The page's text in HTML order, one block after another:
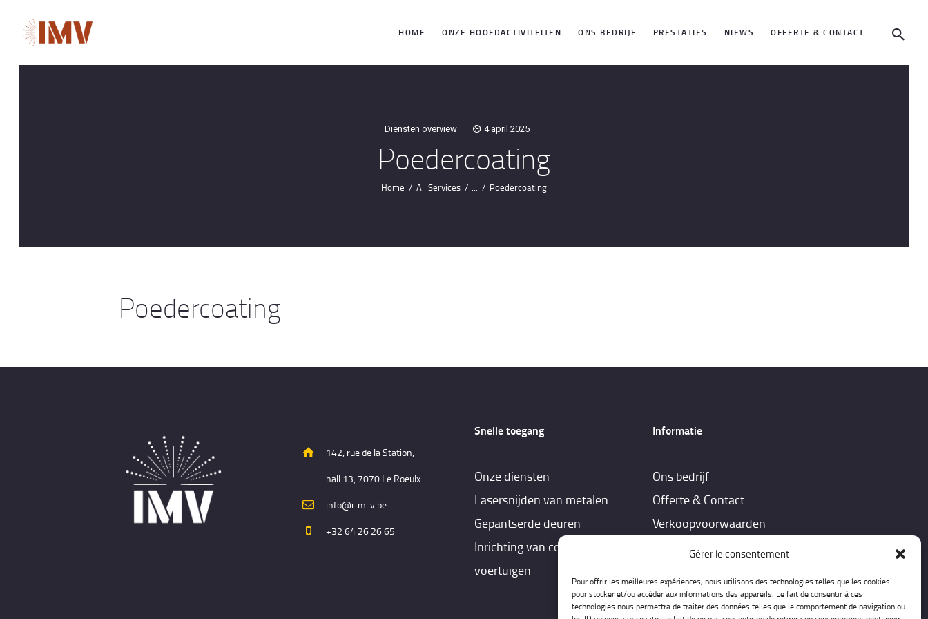
Gérer le consentement
Pour offrir les meilleures expériences, nous utilisons des technologies telles que les cookies
pour stocker et/ou accéder aux informations des appareils. Le fait de consentir à ces
technologies nous permettra de traiter des données telles que le comportement de navigation ou
HOME ONZE HOOFDACTIVITEITEN ONS BEDRIJF PRESTATIES NIEWS OFFERTE & CONTACT
Diensten overview 4 april 2025
Poedercoating
Home All Services ... Poedercoating
HOME
ONZE
EITEN
ONS BEDRIJF
Poedercoating
142, rue de la Station,
hall 13, 7070 Le Roeulx
info@i-m-v.be
+32 64 26 26 65
Snelle toegang
Onze diensten
Lasersnijden van metalen
Gepantserde deuren
Inrichting van commerciële
voertuigen
Informatie
Ons bedrijf
Offerte & Contact
Verkoopvoorwaarden